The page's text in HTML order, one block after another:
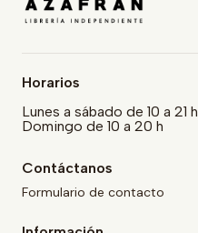
Horarios
Lunes a sábado de 10 a 21 h
Domingo de 10 a 20 h
Contáctanos
Formulario de contacto